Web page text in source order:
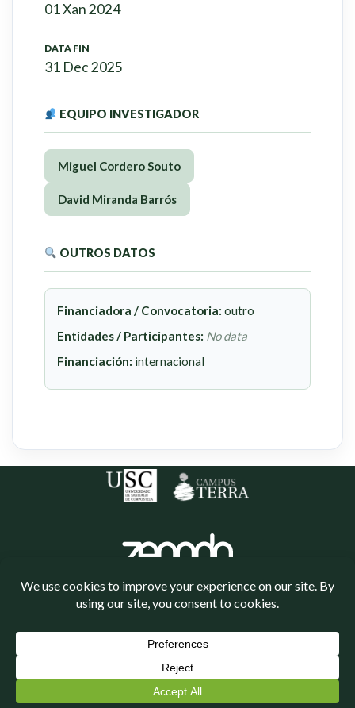
01 Xan 2024
DATA FIN
31 Dec 2025
EQUIPO INVESTIGADOR
Miguel Cordero Souto
David Miranda Barrós
OUTROS DATOS
Financiadora / Convocatoria: outro
Entidades / Participantes: No data
Financiación: internacional
Política de privacidade
| Funciona grazas a